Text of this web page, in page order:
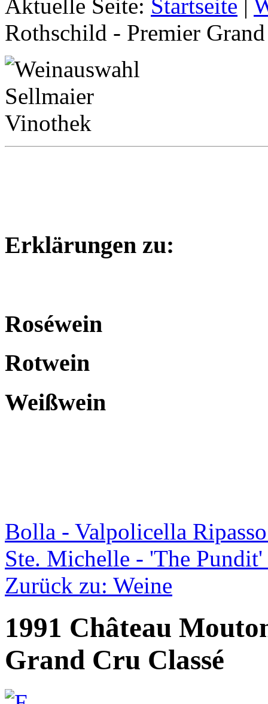
Aktuelle Seite: Startseite |
Rothschild - Premier
Erklärungen zu:
Roséwein
Rotwein
Weißwein
Bolla - Valpolicella
Ste. Michelle - 'The
Zurück zu: Weine
1991 Château
Grand Cru Classé